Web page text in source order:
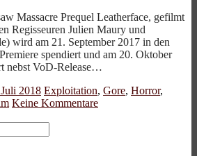
Massacre Prequel Leatherface, gefilmt
Regisseuren Julien Maury und
wird am 21. September 2017 in den
spendiert und am 20. Oktober
nebst VoD-Release…
2018 Exploitation, Gore, Horror,
Keine Kommentare